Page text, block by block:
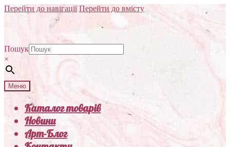
Перейти до навігації Перейти до вмісту
Пошук
×
Меню
Каталог товарів
Новини
Арт-Блог